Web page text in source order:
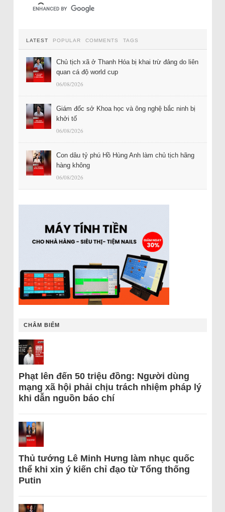
LATEST POPULAR COMMENTS TAGS
Chủ tịch xã ở Thanh Hóa bị khai trừ đảng do liên
quan cá độ world cup
06/08/2026
Giám đốc sở Khoa học và ông nghệ bắc ninh bị
khởi tố
06/08/2026
Con dâu tỷ phú Hồ Hùng Anh làm chủ tịch hãng
hàng không
06/08/2026
CHÂM BIẾM
Phạt lên đến 50 triệu đồng: Người dùng
mạng xã hội phải chịu trách nhiệm pháp lý
khi dẫn nguồn báo chí
Thủ tướng Lê Minh Hưng làm nhục quốc
thể khi xin ý kiến chỉ đạo từ Tổng thống
Putin